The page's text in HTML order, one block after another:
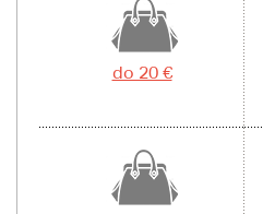
do 20 €